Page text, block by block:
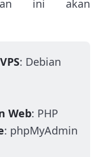
ini akan
: Debian
Web: PHP
: phpMyAdmin